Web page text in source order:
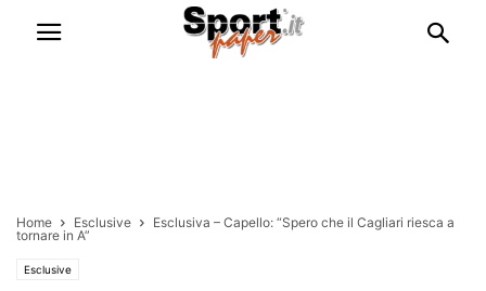
Home Esclusive
Esclusiva – Capello: “Spero che il Cagliari riesca a
tornare in A”
Esclusive